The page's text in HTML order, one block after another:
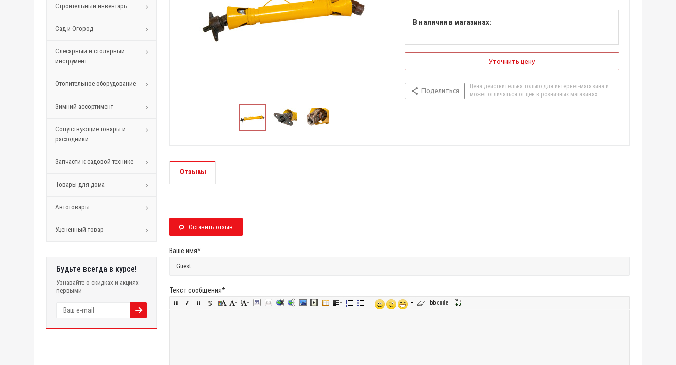
Строительный инвентарь
Сад и Огород
Слесарный и столярный
инструмент
Отопительное оборудование
Зимний ассортимент
Сопутствующие товары и
расходники
Запчасти к садовой технике
Товары для дома
Автотовары
Уцененный товар
Будьте всегда в курсе!
Узнавайте о скидках и акциях
первыми
В наличии в магазинах:
Уточнить цену
Поделиться
Цена действительна только для интернет-магазина и
может отличаться от цен в розничных магазинах
Отзывы
Оставить отзыв
Ваше имя*
Текст сообщения*